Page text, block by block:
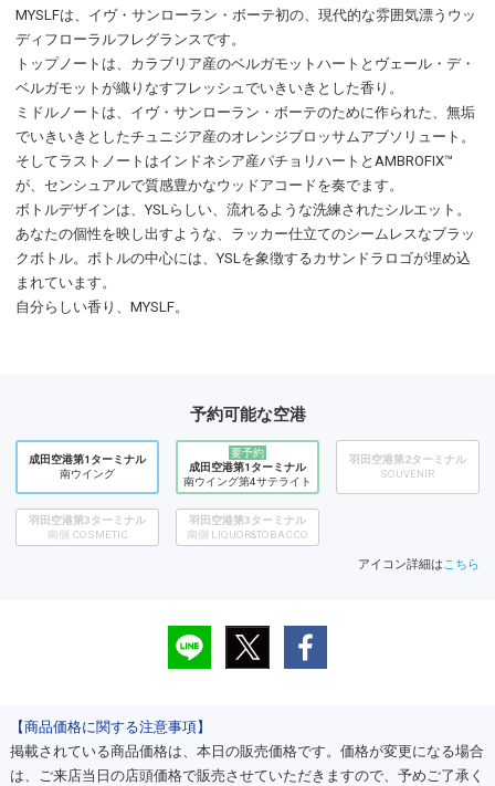
MYSLFは、イヴ・サンローラン・ボーテ初の、現代的な雰囲気漂うウッ
ディフローラルフレグランスです。
トップノートは、カラブリア産のベルガモットハートとヴェール・デ・
ベルガモットが織りなすフレッシュでいきいきとした香り。
ミドルノートは、イヴ・サンローラン・ボーテのために作られた、無垢
でいきいきとしたチュニジア産のオレンジブロッサムアブソリュート。
そしてラストノートはインドネシア産パチョリハートとAMBROFIX™
が、センシュアルで質感豊かなウッドアコードを奏でます。
ボトルデザインは、YSLらしい、流れるような洗練されたシルエット。
あなたの個性を映し出すような、ラッカー仕立てのシームレスなブラッ
クボトル。ボトルの中心には、YSLを象徴するカサンドラロゴが埋め込
まれています。
自分らしい香り、MYSLF。
予約可能な空港
成田空港第1ターミナル
南ウイング
要予約
成田空港第1ターミナル
南ウイング第4サテライト
羽田空港第2ターミナル
SOUVENIR
羽田空港第3ターミナル
南側 COSMETIC
羽田空港第3ターミナル
南側 LIQUOR&TOBACCO
アイコン詳細はこちら
【商品価格に関する注意事項】
掲載されている商品価格は、本日の販売価格です。価格が変更になる場合
は、ご来店当日の店頭価格で販売させていただきますので、予めご了承く